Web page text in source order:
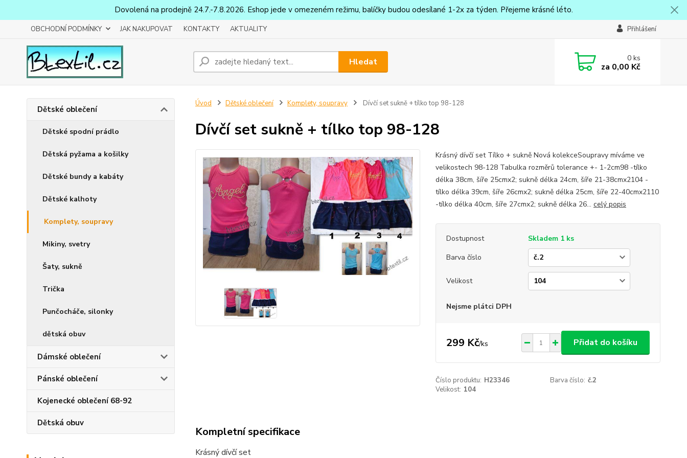
Dovolená na prodejně 24.7.-7.8.2026. Eshop jede v omezeném režimu, balíčky budou odesílané 1-2x za týden. Přejeme krásné léto.
OBCHODNÍ PODMÍNKY JAK NAKUPOVAT KONTAKTY AKTUALITY Přihlášení
Hledat 0ks
za 0,00 Kč
Dětské oblečení
Dětské spodní prádlo
Dětská pyžama a košilky
Dětské bundy a kabáty
Dětské kalhoty
Komplety, soupravy
Mikiny, svetry
Šaty, sukně
Trička
Punčocháče, silonky
dětská obuv
Dámské oblečení
Pánské oblečení
Kojenecké oblečení 68-92
Dětská obuv
Úvod Dětské oblečení Komplety, soupravy Dívčí set sukně + tílko top 98-128
Dívčí set sukně + tílko top 98-128
Krásný dívčí set Tílko + sukně Nová kolekceSoupravy míváme ve
velikostech 98-128 Tabulka rozměrů tolerance +- 1-2cm98 -tílko
délka 38cm, šíře 25cmx2; sukně délka 24cm, šíře 21-38cmx2104 -
tílko délka 39cm, šíře 26cmx2; sukně délka 25cm, šíře 22-40cmx2110
-tílko délka 40cm, šíře 27cmx2; sukně délka 26... celý popis
Dostupnost
Skladem 1 ks
Barva číslo
Velikost
Nejsme plátci DPH
299 Kč/ks Přidat do košíku
Číslo produktu: H23346 Barva číslo: č.2
Velikost: 104
Kompletní specifikace
Krásný dívčí set